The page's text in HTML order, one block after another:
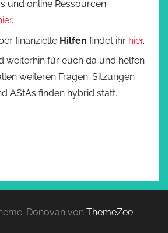
und online Ressourcen.
.
finanzielle Hilfen findet ihr hier.
weiterhin für euch da und helfen
weiteren Fragen. Sitzungen
AStAs finden hybrid statt.
Donovan von ThemeZee.